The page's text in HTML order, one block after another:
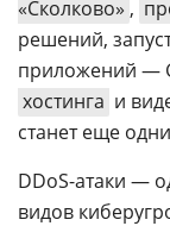
Об
издании
Реклама
Max
Telegram
Дзен
VK
Rutube
«Сколково» ,
решений,
приложений —
хостинга и
станет еще
DDoS-атаки —
видов